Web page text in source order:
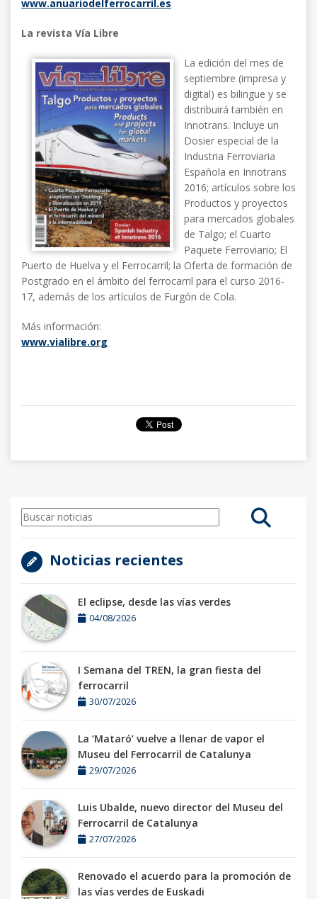
www.anuariodelferrocarril.es
La revista Vía Libre
La edición del mes de
septiembre (impresa y
digital) es bilingue y se
distribuirá también en
Innotrans. Incluye un
Dosier especial de la
Industria Ferroviaria
Española en Innotrans
2016; artículos sobre los
Productos y proyectos
para mercados globales
de Talgo; el Cuarto
Paquete Ferroviario; El
Puerto de Huelva y el Ferrocarril; la Oferta de formación de
Postgrado en el ámbito del ferrocarril para el curso 2016-
17, además de los artículos de Furgón de Cola.
Más información:
www.vialibre.org
Noticias recientes
El eclipse, desde las vías verdes
04/08/2026
I Semana del TREN, la gran fiesta del
ferrocarril
30/07/2026
La ‘Mataró’ vuelve a llenar de vapor el
Museu del Ferrocarril de Catalunya
29/07/2026
Luis Ubalde, nuevo director del Museu del
Ferrocarril de Catalunya
27/07/2026
Renovado el acuerdo para la promoción de
las vías verdes de Euskadi